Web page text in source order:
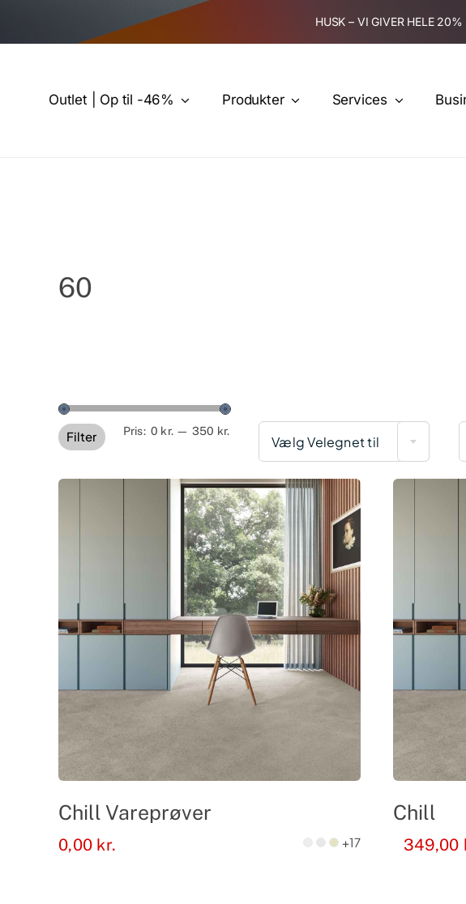
content
HUSK – VI GIVER HELE
Outlet | Op til -46% Produkter Services
60
Mindste
Højeste
Filter Pris: 0 kr. — 350 kr.
Vælg Velegnet til
Chill Vareprøver
0,00 kr. +17
Chill
349,00